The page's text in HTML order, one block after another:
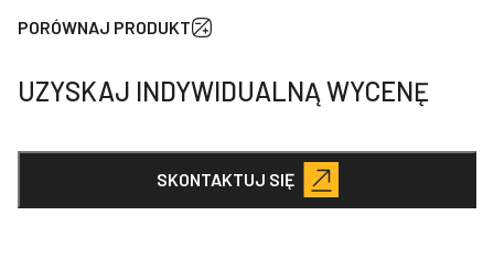
młota
hydraulicznego
15S
PORÓWNAJ PRODUKT
UZYSKAJ INDYWIDUALNĄ WYCENĘ
SKONTAKTUJ SIĘ